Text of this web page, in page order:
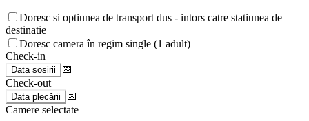
Doresc si optiunea de transport dus - intors catre statiunea de
destinatie
Doresc camera în regim single (1 adult)
Check-in
Data sosirii
📅
Check-out
Data plecării
📅
Camere selectate